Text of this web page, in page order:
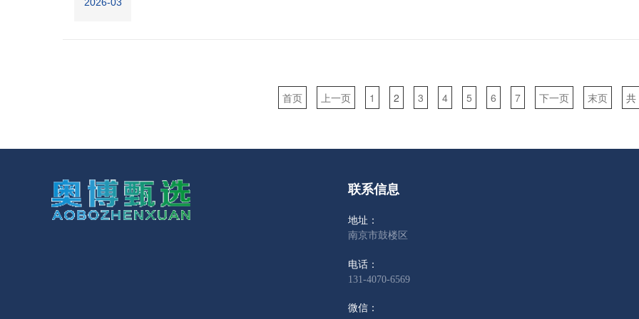
2026-03
首页 上一页 1 2 3 4 5 6 7 下一页 末页 共
联系信息
地址：
南京市鼓楼区
电话：
131-4070-6569
微信：